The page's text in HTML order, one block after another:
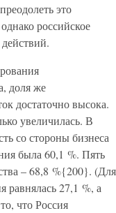
это
российское
доля же
достаточно высока.
увеличилась. В
со стороны бизнеса
была 60,1 %. Пять
– 68,8 %{200}. (Для
равнялась 27,1 %, а
что Россия